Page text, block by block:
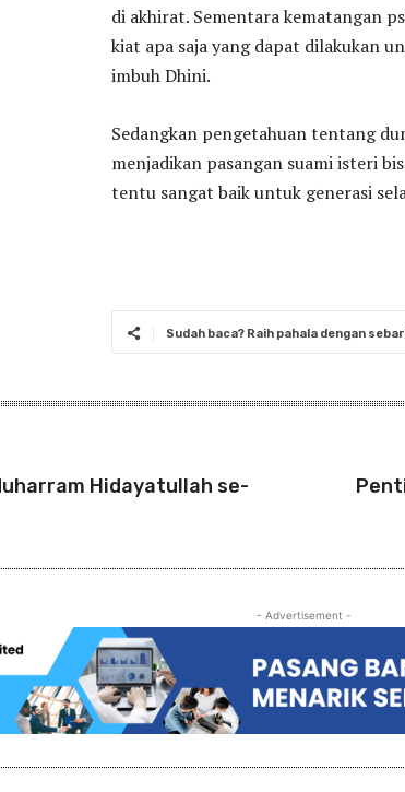
di akhirat. Sementara kematangan
kiat apa saja yang dapat dilakukan
imbuh Dhini.
Sedangkan pengetahuan tentang
menjadikan pasangan suami isteri
tentu sangat baik untuk generasi
Sudah baca? Raih pahala dengan
Hidayatullah se-
- Advertisement -